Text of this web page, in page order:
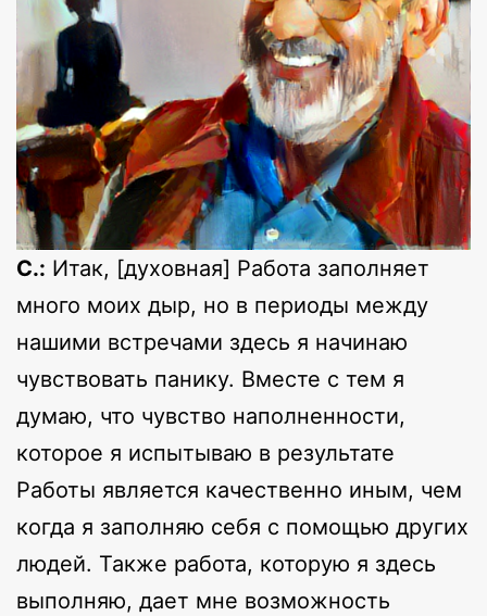
С.: Итак, [духовная] Работа заполняет
много моих дыр, но в периоды между
нашими встречами здесь я начинаю
чувствовать панику. Вместе с тем я
думаю, что чувство наполненности,
которое я испытываю в результате
Работы является качественно иным, чем
когда я заполняю себя с помощью других
людей. Также работа, которую я здесь
выполняю, дает мне возможность